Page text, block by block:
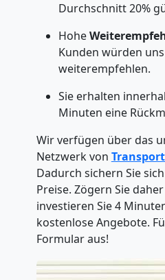
Durchschnitt 20%
Hohe
Kunden würden
weiterempfehlen.
Sie erhalten
Minuten eine
Wir verfügen über das
Netzwerk von
Dadurch sichern Sie sich
Preise. Zögern Sie
investieren Sie 4
kostenlose Angebote.
Formular aus!